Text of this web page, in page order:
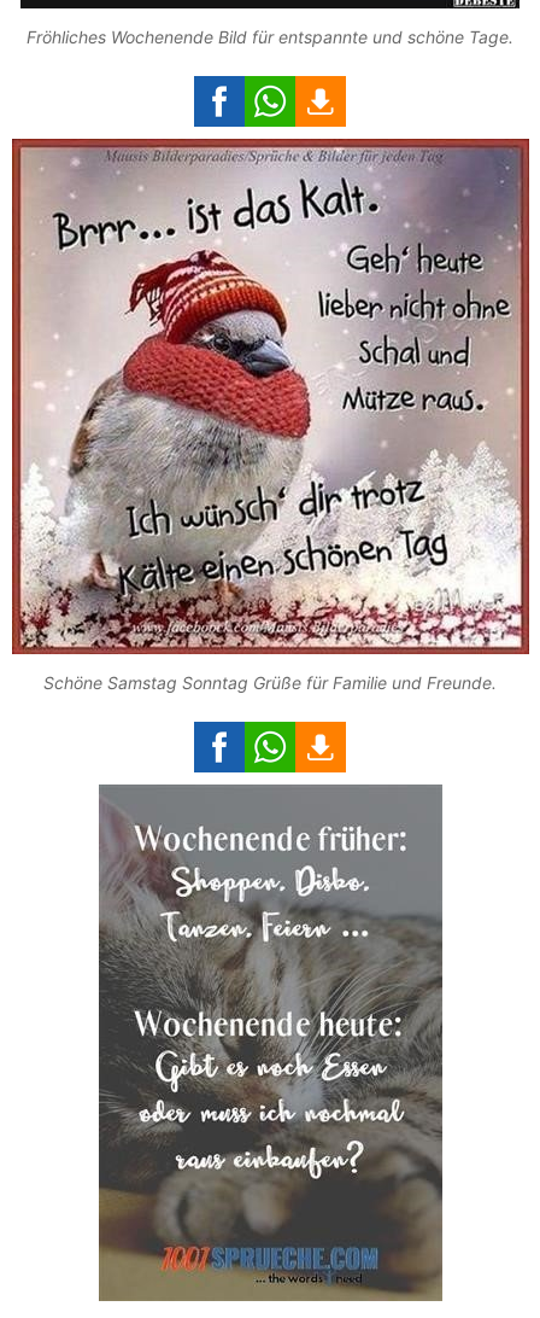
Fröhliches Wochenende Bild für entspannte und schöne Tage.
Schöne Samstag Sonntag Grüße für Familie und Freunde.